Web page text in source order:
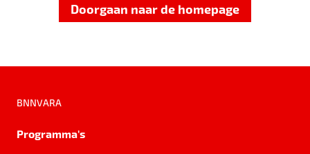
Doorgaan naar de homepage
BNNVARA
Programma's